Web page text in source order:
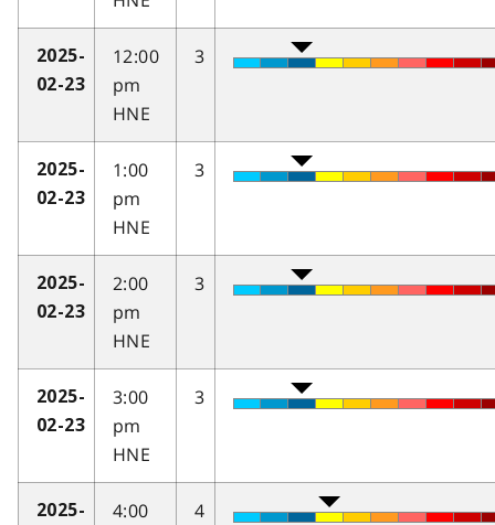
2025-
02-23
12:00
pm
HNE
3
2025-
02-23
1:00
pm
HNE
3
2025-
02-23
2:00
pm
HNE
3
2025-
02-23
3:00
pm
HNE
3
2025-
4:00
4